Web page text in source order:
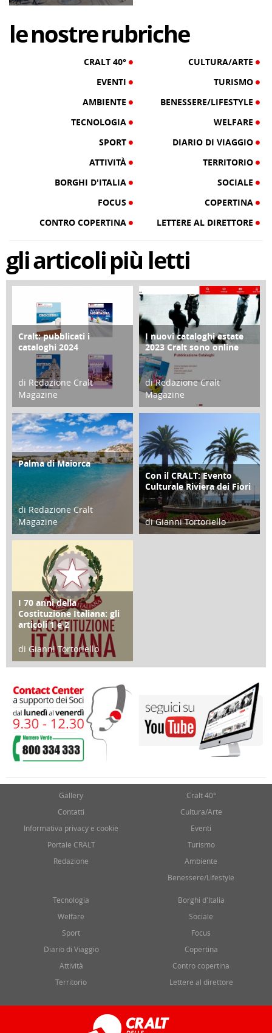
lenostrerubriche
CRALT 40°
CULTURA/ARTE
EVENTI
TURISMO
AMBIENTE
BENESSERE/LIFESTYLE
TECNOLOGIA
WELFARE
SPORT
DIARIO DI VIAGGIO
ATTIVITÀ
TERRITORIO
BORGHI D'ITALIA
SOCIALE
FOCUS
COPERTINA
CONTRO COPERTINA
LETTERE AL DIRETTORE
gliarticolipiù letti
COPERTINA
Cralt: pubblicati i
cataloghi 2024
di Redazione Cralt
Magazine
21 Novembre 2023
CONTRO COPERTINA
I nuovi cataloghi estate
2023 Cralt sono online
di Redazione Cralt
Magazine
07 Marzo 2023
ATTIVITÀ
Palma di Maiorca
di Redazione Cralt
Magazine
25 Giugno 2016
ATTIVITÀ
Con il CRALT: Evento
Culturale Riviera dei Fiori
di Gianni Tortoriello
FOCUS
I 70 anni della
Costituzione Italiana: gli
articoli 1 e 2
di Gianni Tortoriello
17 Marzo 2018
Gallery
Contatti
Informativa privacy e cookie
Portale CRALT
Redazione
Cralt 40°
Cultura/Arte
Eventi
Turismo
Ambiente
Benessere/Lifestyle
Tecnologia
Welfare
Sport
Diario di Viaggio
Attività
Territorio
Borghi d'Italia
Sociale
Focus
Copertina
Contro copertina
Lettere al direttore